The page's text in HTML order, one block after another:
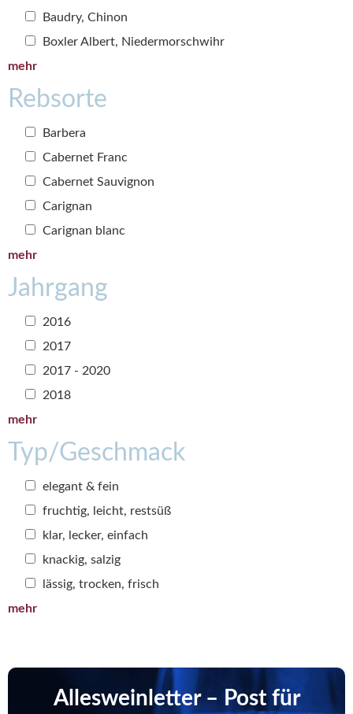
Baudry, Chinon
Boxler Albert, Niedermorschwihr
mehr
Rebsorte
Barbera
Cabernet Franc
Cabernet Sauvignon
Carignan
Carignan blanc
mehr
Jahrgang
2016
2017
2017 - 2020
2018
mehr
Typ/Geschmack
elegant & fein
fruchtig, leicht, restsüß
klar, lecker, einfach
knackig, salzig
lässig, trocken, frisch
mehr
Allesweinletter – Post für